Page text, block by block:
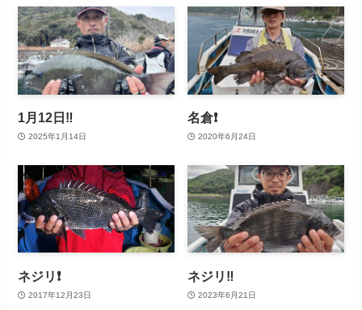
1月12日‼️
2025年1月14日
名倉❗
2020年6月24日
ネジリ❗️
2017年12月23日
ネジリ‼️
2023年6月21日